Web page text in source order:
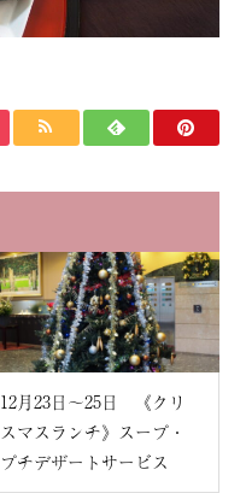
12月23日～25日 《クリ
スマスランチ》スープ・
プチデザートサービス